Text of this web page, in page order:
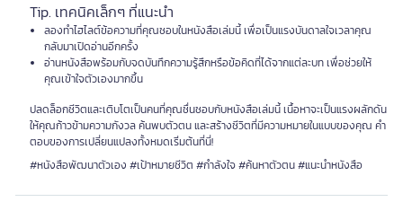
Tip. เทคนิคเล็กๆ ที่แนะนำ
ลองทำไฮไลต์ข้อความที่คุณชอบในหนังสือเล่มนี้ เพื่อเป็นแรงบันดาลใจเวลาคุณ
กลับมาเปิดอ่านอีกครั้ง
อ่านหนังสือพร้อมกับจดบันทึกความรู้สึกหรือข้อคิดที่ได้จากแต่ละบท เพื่อช่วยให้
คุณเข้าใจตัวเองมากขึ้น
ปลดล็อกชีวิตและเติบโตเป็นคนที่คุณชื่นชอบกับหนังสือเล่มนี้ เนื้อหาจะเป็นแรงผลักดัน
ให้คุณก้าวข้ามความกังวล ค้นพบตัวตน และสร้างชีวิตที่มีความหมายในแบบของคุณ คำ
ตอบของการเปลี่ยนแปลงทั้งหมดเริ่มต้นที่นี่!
#หนังสือพัฒนาตัวเอง #เป้าหมายชีวิต #กำลังใจ #ค้นหาตัวตน #แนะนำหนังสือ